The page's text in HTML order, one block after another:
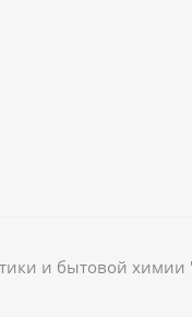
и бытовой